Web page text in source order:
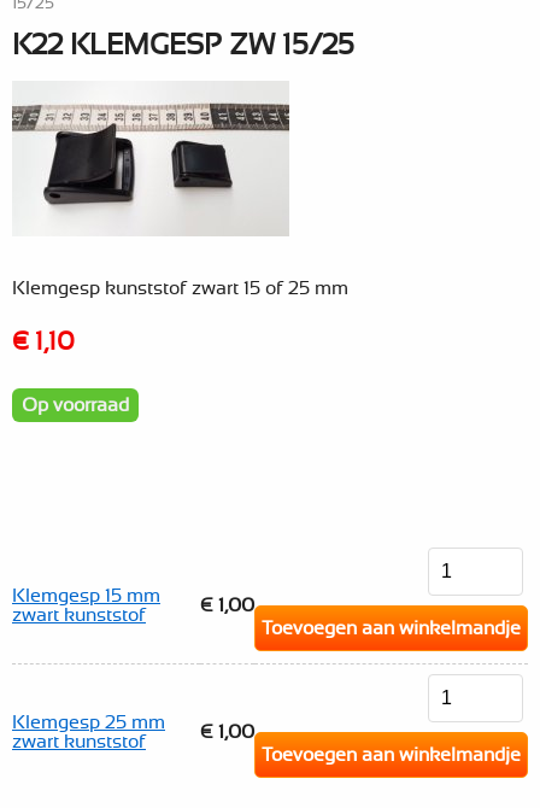
K22 KLEMGESP ZW 15/25
Klemgesp kunststof zwart 15 of 25 mm
€ 1,10
Op voorraad
Klemgesp 15 mm
zwart kunststof
€ 1,00
Toevoegen aan winkelmandje
Klemgesp 25 mm
zwart kunststof
€ 1,00
Toevoegen aan winkelmandje